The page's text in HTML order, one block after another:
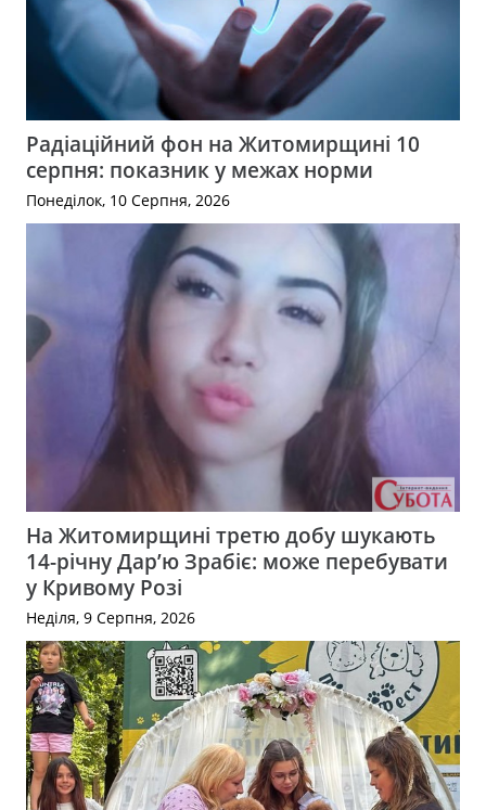
Радіаційний фон на Житомирщині 10
серпня: показник у межах норми
Понеділок, 10 Серпня, 2026
На Житомирщині третю добу шукають
14-річну Дар’ю Зрабіє: може перебувати
у Кривому Розі
Неділя, 9 Серпня, 2026